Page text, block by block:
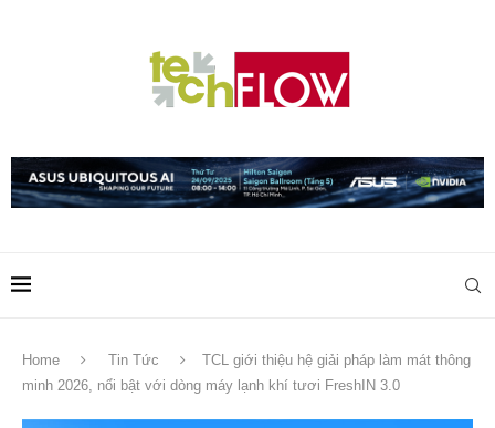
Home Tin Tức
TCL giới thiệu hệ giải pháp làm mát thông
minh 2026, nổi bật với dòng máy lạnh khí tươi FreshIN 3.0